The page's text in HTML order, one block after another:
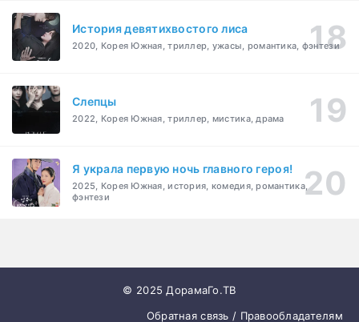
История девятихвостого лиса
2020, Корея Южная, триллер, ужасы, романтика, фэнтези
Слепцы
2022, Корея Южная, триллер, мистика, драма
Я украла первую ночь главного героя!
2025, Корея Южная, история, комедия, романтика,
фэнтези
© 2025 ДорамаГо.ТВ
Обратная связь / Правообладателям